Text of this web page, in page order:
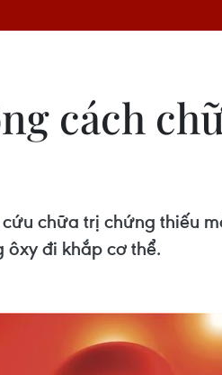
cách
chữa trị chứng thiếu
ôxy đi khắp cơ thể.